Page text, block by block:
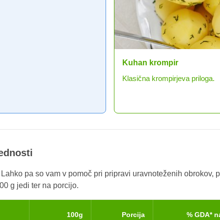
Kuhan krompir
Klasična krompirjeva priloga.
pa so vam v pomoč pri pripravi uravnoteženih obrokov,
g jedi ter na porcijo.
100g Porcija % GDA*